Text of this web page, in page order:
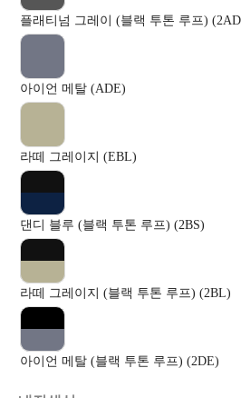
플래티넘 그레이 (블랙 투톤 루프)
아이언 메탈 (ADE)
라떼 그레이지 (EBL)
댄디 블루 (블랙 투톤 루프) (2BS)
라떼 그레이지 (블랙 투톤 루프) (2BL)
아이언 메탈 (블랙 투톤 루프) (2DE)